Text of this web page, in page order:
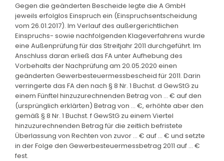
Gegen die geänderten Bescheide legte die A GmbH
jeweils erfolglos Einspruch ein (Einspruchsentscheidung
vom 26.01.2017). Im Verlauf des außergerichtlichen
Einspruchs- sowie nachfolgenden Klageverfahrens wurde
eine Außenprüfung für das Streitjahr 2011 durchgeführt. Im
Anschluss daran erließ das FA unter Aufhebung des
Vorbehalts der Nachprüfung am 20.05.2020 einen
geänderten Gewerbesteuermessbescheid für 2011. Darin
verringerte das FA den nach § 8 Nr. 1 Buchst. d GewStG zu
einem Fünftel hinzuzurechnenden Betrag von ... € auf den
(ursprünglich erklärten) Betrag von ... €, erhöhte aber den
gemäß § 8 Nr. 1 Buchst. f GewStG zu einem Viertel
hinzuzurechnenden Betrag für die zeitlich befristete
Überlassung von Rechten von zuvor ... € auf ... € und setzte
in der Folge den Gewerbesteuermessbetrag 2011 auf ... €
fest.